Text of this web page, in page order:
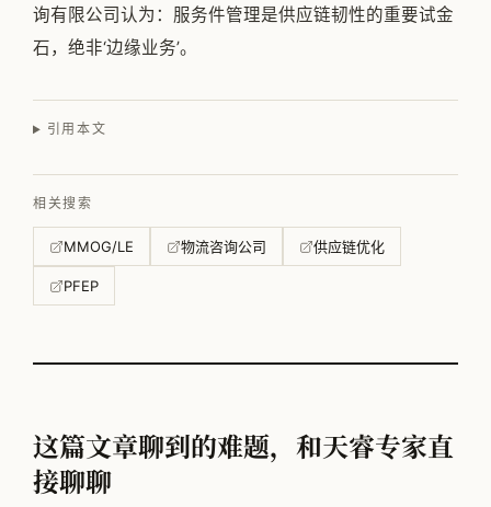
询有限公司认为：服务件管理是供应链韧性的重要试金
石，绝非‘边缘业务’。
引用本文
相关搜索
MMOG/LE 物流咨询公司 供应链优化
PFEP
这篇文章聊到的难题，和天睿专家直
接聊聊